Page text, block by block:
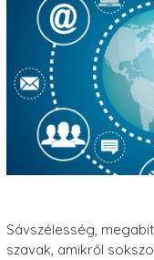
Sávszélesség,
szavak, amikről